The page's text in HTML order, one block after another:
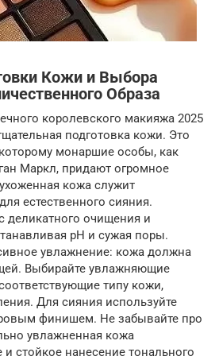
Кожи и Выбора
Образа
королевского макияжа 2025
подготовка кожи. Это
монаршие особы, как
Маркл, придают огромное
кожа служит
естественного сияния.
деликатного очищения и
pH и сужая поры.
увлажнение: кожа должна
Выбирайте увлажняющие
типу кожи,
Для сияния используйте
финишем. Не забывайте про
увлажненная кожа
стойкое нанесение тонального